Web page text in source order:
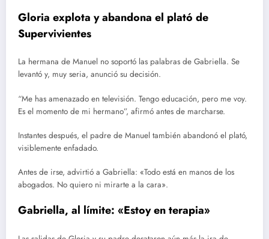
Gloria explota y abandona el plató de
Supervivientes
La hermana de Manuel no soportó las palabras de Gabriella. Se
levantó y, muy seria, anunció su decisión.
“Me has amenazado en televisión. Tengo educación, pero me voy.
Es el momento de mi hermano”, afirmó antes de marcharse.
Instantes después, el padre de Manuel también abandonó el plató,
visiblemente enfadado.
Antes de irse, advirtió a Gabriella: «Todo está en manos de los
abogados. No quiero ni mirarte a la cara».
Gabriella, al límite: «Estoy en terapia»